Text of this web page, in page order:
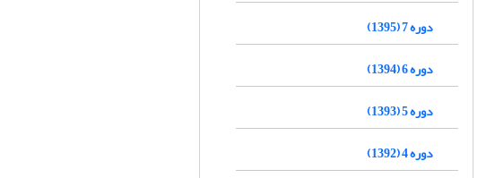
دوره 7 (1395)
دوره 6 (1394)
دوره 5 (1393)
دوره 4 (1392)